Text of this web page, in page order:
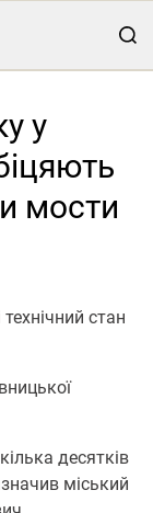
у
мости
стан
десятків
міський